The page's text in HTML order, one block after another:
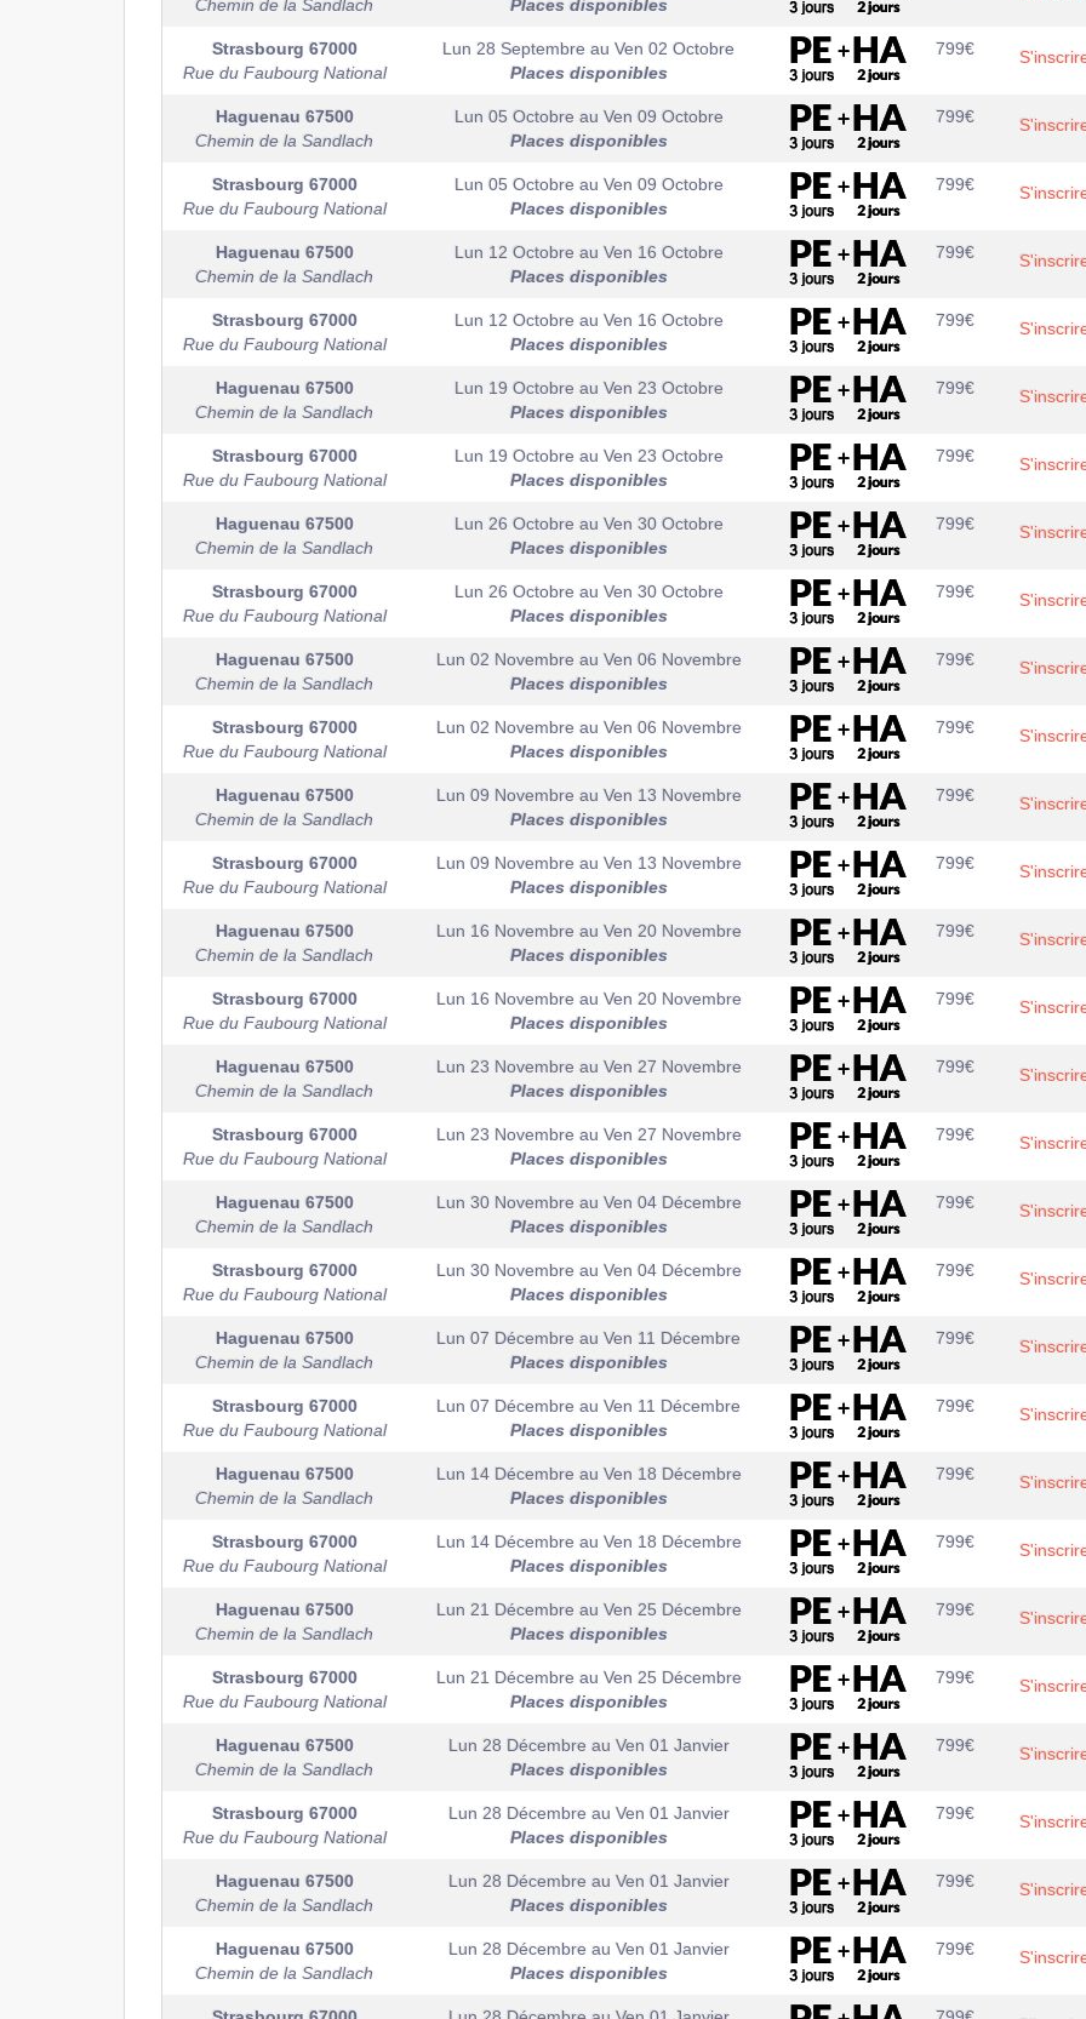
Chemin de la Sandlach
Places disponibles
Strasbourg 67000
Rue du Faubourg National
Lun 28 Septembre au Ven 02 Octobre
Places disponibles
799€
Haguenau 67500
Chemin de la Sandlach
Lun 05 Octobre au Ven 09 Octobre
Places disponibles
799€
Strasbourg 67000
Rue du Faubourg National
Lun 05 Octobre au Ven 09 Octobre
Places disponibles
799€
Haguenau 67500
Chemin de la Sandlach
Lun 12 Octobre au Ven 16 Octobre
Places disponibles
799€
Strasbourg 67000
Rue du Faubourg National
Lun 12 Octobre au Ven 16 Octobre
Places disponibles
799€
Haguenau 67500
Chemin de la Sandlach
Lun 19 Octobre au Ven 23 Octobre
Places disponibles
799€
Strasbourg 67000
Rue du Faubourg National
Lun 19 Octobre au Ven 23 Octobre
Places disponibles
799€
Haguenau 67500
Chemin de la Sandlach
Lun 26 Octobre au Ven 30 Octobre
Places disponibles
799€
Strasbourg 67000
Rue du Faubourg National
Lun 26 Octobre au Ven 30 Octobre
Places disponibles
799€
Haguenau 67500
Chemin de la Sandlach
Lun 02 Novembre au Ven 06 Novembre
Places disponibles
799€
Strasbourg 67000
Rue du Faubourg National
Lun 02 Novembre au Ven 06 Novembre
Places disponibles
799€
Haguenau 67500
Chemin de la Sandlach
Lun 09 Novembre au Ven 13 Novembre
Places disponibles
799€
Strasbourg 67000
Rue du Faubourg National
Lun 09 Novembre au Ven 13 Novembre
Places disponibles
799€
Haguenau 67500
Chemin de la Sandlach
Lun 16 Novembre au Ven 20 Novembre
Places disponibles
799€
Strasbourg 67000
Rue du Faubourg National
Lun 16 Novembre au Ven 20 Novembre
Places disponibles
799€
Haguenau 67500
Chemin de la Sandlach
Lun 23 Novembre au Ven 27 Novembre
Places disponibles
799€
Strasbourg 67000
Rue du Faubourg National
Lun 23 Novembre au Ven 27 Novembre
Places disponibles
799€
Haguenau 67500
Chemin de la Sandlach
Lun 30 Novembre au Ven 04 Décembre
Places disponibles
799€
Strasbourg 67000
Rue du Faubourg National
Lun 30 Novembre au Ven 04 Décembre
Places disponibles
799€
Haguenau 67500
Chemin de la Sandlach
Lun 07 Décembre au Ven 11 Décembre
Places disponibles
799€
Strasbourg 67000
Rue du Faubourg National
Lun 07 Décembre au Ven 11 Décembre
Places disponibles
799€
Haguenau 67500
Chemin de la Sandlach
Lun 14 Décembre au Ven 18 Décembre
Places disponibles
799€
Strasbourg 67000
Rue du Faubourg National
Lun 14 Décembre au Ven 18 Décembre
Places disponibles
799€
Haguenau 67500
Chemin de la Sandlach
Lun 21 Décembre au Ven 25 Décembre
Places disponibles
799€
Strasbourg 67000
Rue du Faubourg National
Lun 21 Décembre au Ven 25 Décembre
Places disponibles
799€
Haguenau 67500
Chemin de la Sandlach
Lun 28 Décembre au Ven 01 Janvier
Places disponibles
799€
Strasbourg 67000
Rue du Faubourg National
Lun 28 Décembre au Ven 01 Janvier
Places disponibles
799€
Haguenau 67500
Chemin de la Sandlach
Lun 28 Décembre au Ven 01 Janvier
Places disponibles
799€
Haguenau 67500
Chemin de la Sandlach
Lun 28 Décembre au Ven 01 Janvier
Places disponibles
799€